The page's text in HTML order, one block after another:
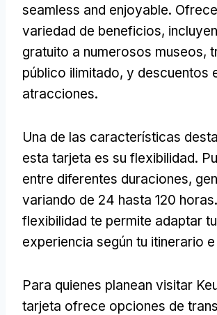
seamless and enjoyable.
variedad de beneficios,
gratuito a numerosos museos,
público ilimitado, y descuentos
atracciones.
Una de las características
esta tarjeta es su flexibilidad.
entre diferentes duraciones,
variando de 24 hasta 120
flexibilidad te permite adaptar tu
experiencia según tu itinerario
Para quienes planean visitar
tarjeta ofrece opciones de